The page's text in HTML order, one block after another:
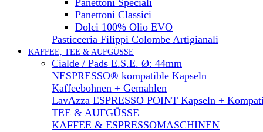
Panettoni Speciali
Panettoni Classici
Dolci 100% Olio EVO
Pasticceria Filippi Colombe Artigianali
KAFFEE, TEE & AUFGÜSSE
Cialde / Pads E.S.E. Ø: 44mm
NESPRESSO® kompatible Kapseln
Kaffeebohnen + Gemahlen
LavAzza ESPRESSO POINT Kapseln +
TEE & AUFGÜSSE
KAFFEE & ESPRESSOMASCHINEN